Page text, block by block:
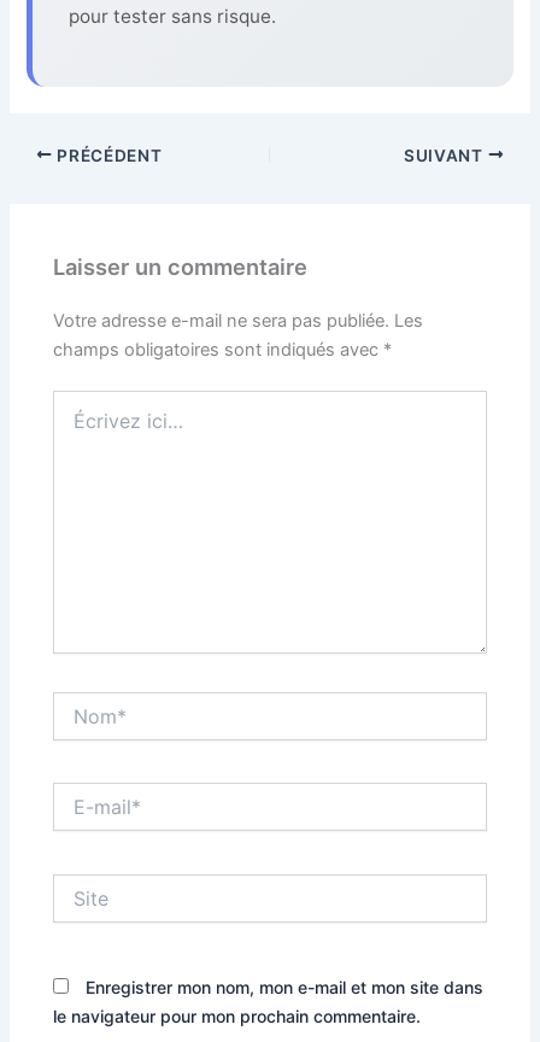
pour tester sans risque.
PRÉCÉDENT SUIVANT
Laisser un commentaire
Votre adresse e-mail ne sera pas publiée. Les
champs obligatoires sont indiqués avec *
ici…
mail*
Enregistrer mon nom, mon e-mail et mon site dans
le navigateur pour mon prochain commentaire.